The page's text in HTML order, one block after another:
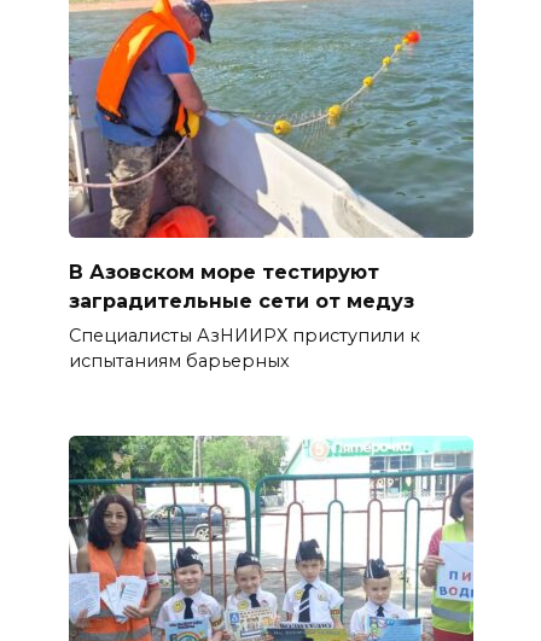
В Азовском море тестируют
заградительные сети от медуз
Специалисты АзНИИРХ приступили к
испытаниям барьерных